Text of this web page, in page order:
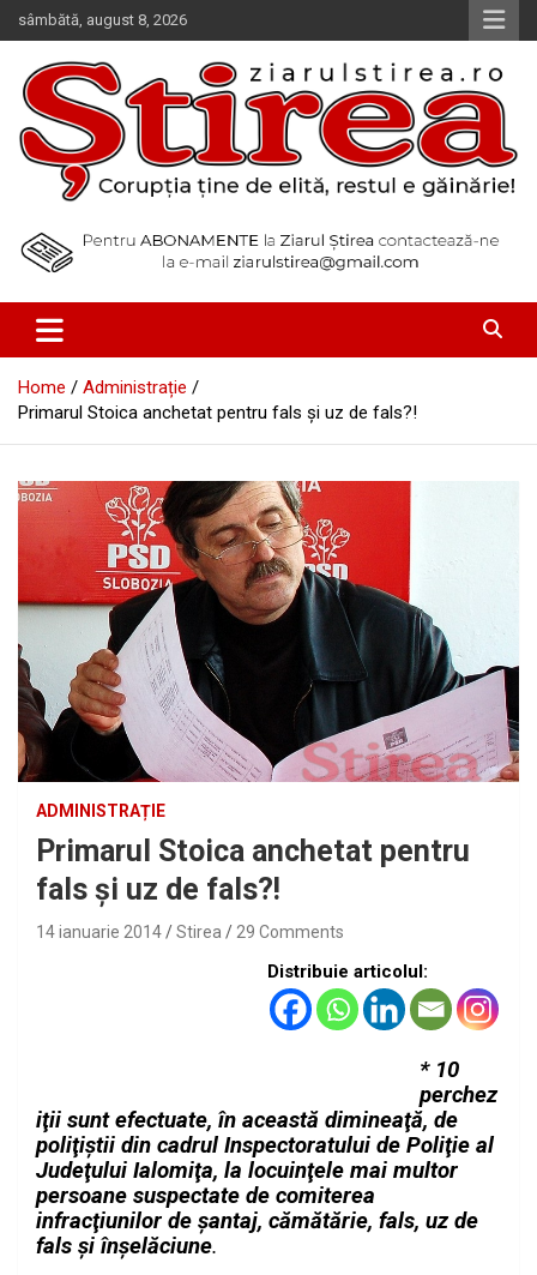
Skip
to
content
sâmbătă, august 8, 2026
Ziarul Știrea
Home
Administrație
Primarul Stoica anchetat pentru fals și uz de fals?!
ADMINISTRAȚIE
Primarul Stoica anchetat pentru
fals și uz de fals?!
14 ianuarie 2014 Stirea 29 Comments
Distribuie articolul:
* 10
perchez
iţii sunt efectuate, în această dimineaţă, de
poliţiştii din cadrul Inspectoratului de Poliţie al
Judeţului Ialomiţa, la locuinţele mai multor
persoane suspectate de comiterea
infracţiunilor de şantaj, cămătărie, fals, uz de
fals şi înşelăciune.